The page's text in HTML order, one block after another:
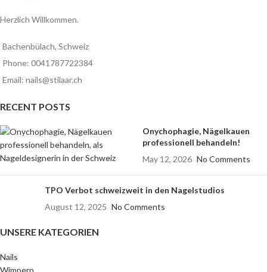
Herzlich Willkommen.
Bachenbülach, Schweiz
Phone: 0041787722384
Email: nails@stilaar.ch
RECENT POSTS
Onychophagie, Nägelkauen
professionell behandeln!
May 12, 2026 No Comments
TPO Verbot schweizweit in den Nagelstudios
August 12, 2025 No Comments
UNSERE KATEGORIEN
Nails